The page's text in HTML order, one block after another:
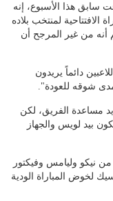
سابق هذا الأسبوع، إنه
الافتتاحية لمنتخب بلاده
أنه من غير المرجح أن
دائماً يريدون
شوقه للعودة".
مساعدة الفريق، لكن
بيد لويس والجهاز
نيكو وليامس وفيكتور
لخوض المباراة الودية